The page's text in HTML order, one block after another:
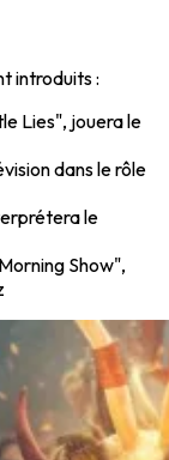
introduits :
Lies", jouera le
dans le rôle
le
Show",